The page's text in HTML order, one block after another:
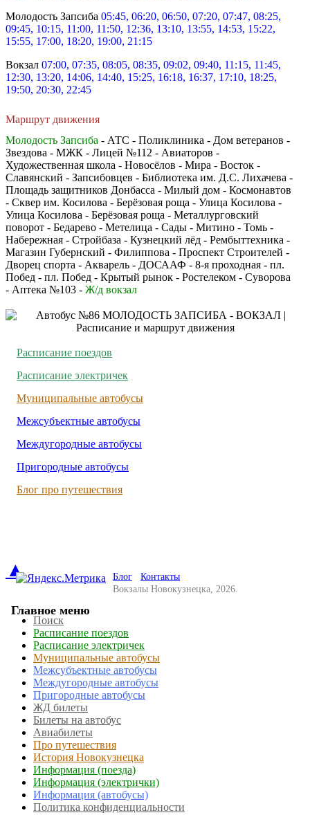
Молодость Запсиба 05:45, 06:20, 06:50, 07:20, 07:47, 08:25,
09:45, 10:15, 11:00, 11:50, 12:36, 13:10, 13:55, 14:53, 15:22,
15:55, 17:00, 18:20, 19:00, 21:15
Вокзал 07:00, 07:35, 08:05, 08:35, 09:02, 09:40, 11:15, 11:45,
12:30, 13:20, 14:06, 14:40, 15:25, 16:18, 16:37, 17:10, 18:25,
19:50, 20:30, 22:45
Маршрут движения
Молодость Запсиба - АТС - Поликлиника - Дом ветеранов -
Звездова - МЖК - Лицей №112 - Авиаторов -
Художественная школа - Новосёлов - Мира - Восток -
Славянский - Запсибовцев - Библиотека им. Д.С. Лихачева -
Площадь защитников Донбасса - Милый дом - Космонавтов
- Сквер им. Косилова - Берёзовая роща - Улица Косилова -
Улица Косилова - Берёзовая роща - Металлурговский
поворот - Бедарево - Метелица - Сады - Митино - Томь -
Набережная - Стройбаза - Кузнецкий лёд - Рембыттехника -
Магазин Губернский - Филиппова - Проспект Строителей -
Дворец спорта - Акварель - ДОСААФ - 8-я проходная - пл.
Побед - пл. Побед - Крытый рынок - Ростелеком - Суворова
- Аптека №103 - Ж/д вокзал
Расписание поездов
Расписание электричек
Муниципальные автобусы
Межсубъектные автобусы
Междугородные автобусы
Пригородные автобусы
Блог про путешествия
▲ Блог
Контакты
Вокзалы Новокузнецка, 2026.
Главное меню
Поиск
Расписание поездов
Расписание электричек
Муниципальные автобусы
Межсубъектные автобусы
Междугородные автобусы
Пригородные автобусы
ЖД билеты
Билеты на автобус
Авиабилеты
Про путешествия
История Новокузнецка
Информация (поезда)
Информация (электрички)
Информация (автобусы)
Политика конфиденциальности